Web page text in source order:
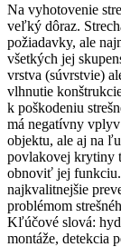
Na vyhotovenie
veľký dôraz.
požiadavky, ale
všetkých jej
vrstva (súvrstvie)
vlhnutie
k poškodeniu
má negatívny
objektu, ale aj na
povlakovej krytiny
obnoviť jej funkciu.
najkvalitnejšie
problémom
Kľúčové slová:
montáže, detekcia